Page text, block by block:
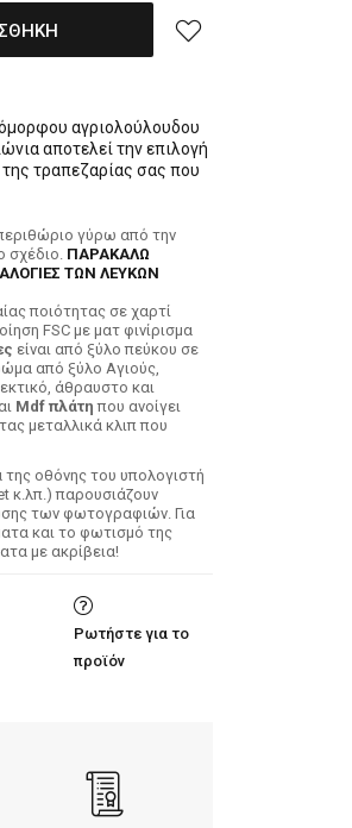
όμορφου αγριολούλουδου
αποτελεί την επιλογή
τραπεζαρίας σας που
γύρω από την
σχέδιο. ΠΑΡΑΚΑΛΩ
ΤΩΝ ΛΕΥΚΩΝ
ποιότητας σε χαρτί
FSC με ματ φινίρισμα
είναι από ξύλο πεύκου σε
από ξύλο Αγιούς,
άθραυστο και
Mdf πλάτη που ανοίγει
μεταλλικά κλιπ που
οθόνης του υπολογιστή
κ.λπ.) παρουσιάζουν
των φωτογραφιών. Για
και το φωτισμό της
με ακρίβεια!
Ρωτήστε για το
προϊόν